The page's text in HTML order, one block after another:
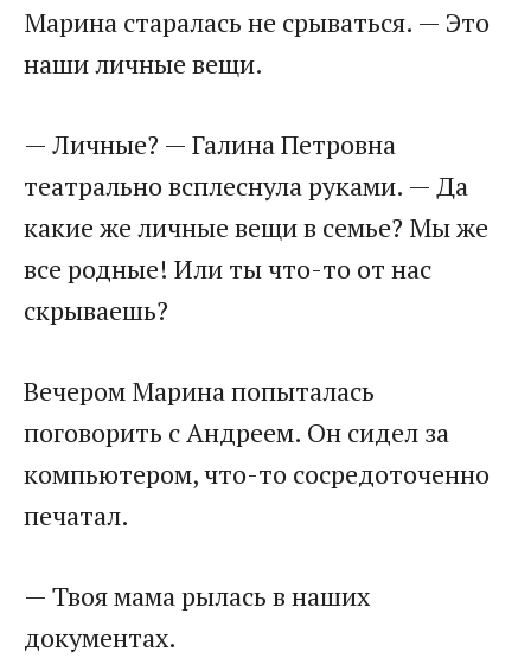
Марина старалась не срываться. — Это
наши личные вещи.
— Личные? — Галина Петровна
театрально всплеснула руками. — Да
какие же личные вещи в семье? Мы же
все родные! Или ты что-то от нас
скрываешь?
Вечером Марина попыталась
поговорить с Андреем. Он сидел за
компьютером, что-то сосредоточенно
печатал.
— Твоя мама рылась в наших
документах.